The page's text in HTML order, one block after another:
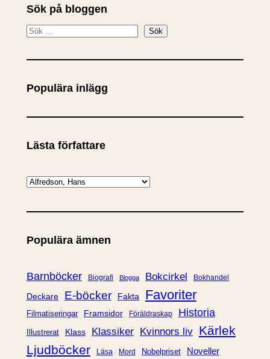
Sök på bloggen
S
k
Sök
Populära inlägg
Lästa författare
K
t
g
r
Populära ämnen
Barnböcker Biografi Blogga Bokcirkel Bokhandel
Deckare E-böcker Fakta Favoriter
Filmatiseringar Framsidor Föräldraskap Historia
Illustrerat Klass Klassiker Kvinnors liv Kärlek
Ljudböcker
Läsa Mord Nobelpriset Noveller